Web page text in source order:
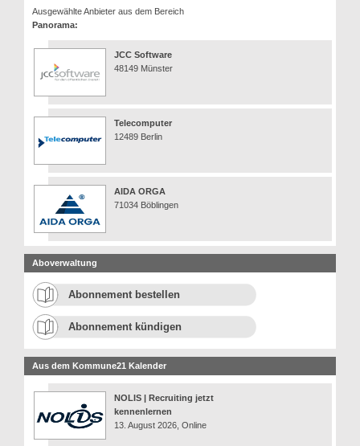
Ausgewählte Anbieter aus dem Bereich
Panorama:
JCC Software
48149 Münster
Telecomputer
12489 Berlin
AIDA ORGA
71034 Böblingen
Aboverwaltung
Abonnement bestellen
Abonnement kündigen
Aus dem Kommune21 Kalender
NOLIS | Recruiting jetzt
kennenlernen
13. August 2026, Online